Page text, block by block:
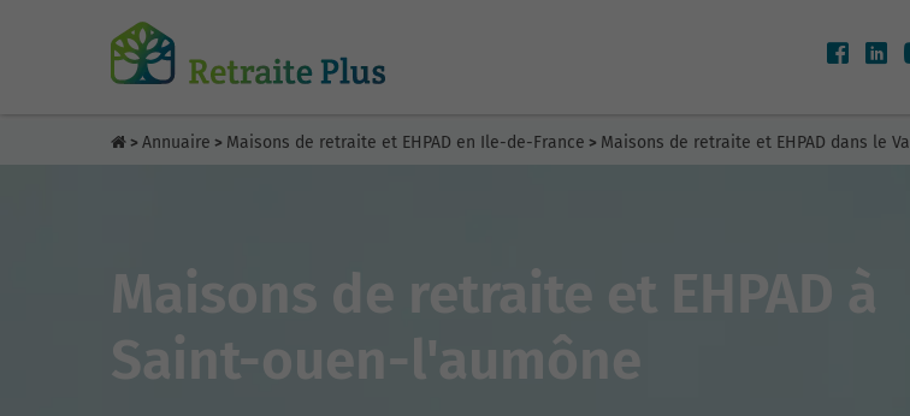
> Annuaire > Maisons de retraite et EHPAD en Ile-de-France > Maisons de retraite et EHPAD dans le
Maisons de retraite et EHPAD à
Saint-ouen-l'aumône